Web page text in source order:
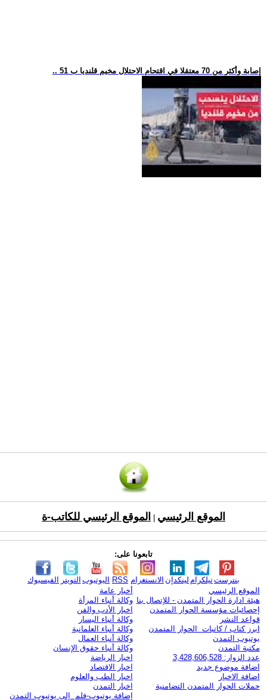
.. 51 إصابة وأكثر من 70 معتقلا في اقتحام الاحتلال مخيم قلنديا ب
الموقع الرئيسي الموقع الرئيسي للكاتب-ة
تابعونا على:
الفيسبوك التويتر اليوتيوب RSS الانستغرام لينكدإن تيلكرامبنترست
الموقع الرئيسي
هيئة ادارة الحوار المتمدن - للإتصال بنا
إحصائيات مؤسسة الحوار المتمدن
قواعد النشر
ابرز كتاب / كاتبات الحوار المتمدن
يوتيوب التمدن
مكتبة التمدن
عدد الزوار: 3,428,606,528
اضافة موضوع جديد
اضافة الاخبار
حملات الحوار المتمدن التضامنية
أخبار عامة
وكالة أنباء المرأة
اخبار الأدب والفن
وكالة أنباء اليسار
وكالة أنباء العلمانية
وكالة أنباء العمال
وكالة أنباء حقوق الإنسان
اخبار الرياضة
اخبار الاقتصاد
اخبار الطب والعلوم
اخبار التمدن
إضافة يوتيوب-فلم إلى يوتيوب التمدن